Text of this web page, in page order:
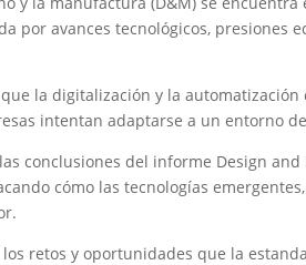
por avances tecnológicos, presiones
la digitalización y la
intentan adaptarse a un entorno
conclusiones del informe Design
cómo las tecnologías
los retos y oportunidades que la